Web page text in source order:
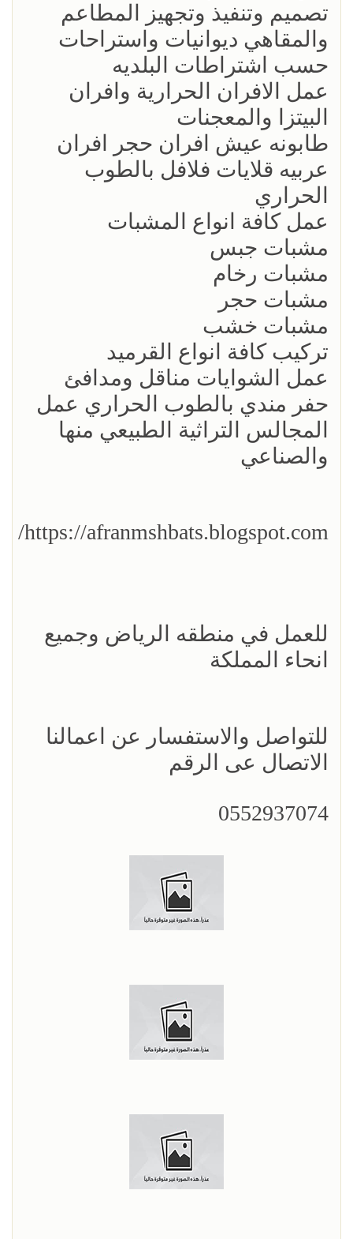
تصميم وتنفيذ وتجهيز المطاعم
والمقاهي ديوانيات واستراحات
حسب اشتراطات البلديه
عمل الافران الحرارية وافران
البيتزا والمعجنات
طابونه عيش افران حجر افران
عربيه قلايات فلافل بالطوب
الحراري
عمل كافة انواع المشبات
مشبات جبس
مشبات رخام
مشبات حجر
مشبات خشب
تركيب كافة انواع القرميد
عمل الشوايات مناقل ومدافئ
حفر مندي بالطوب الحراري عمل
المجالس التراثية الطبيعي منها
والصناعي
https://afranmshbats.blogspot.com/
للعمل في منطقه الرياض وجميع
انحاء المملكة
للتواصل والاستفسار عن اعمالنا
الاتصال عى الرقم
0552937074